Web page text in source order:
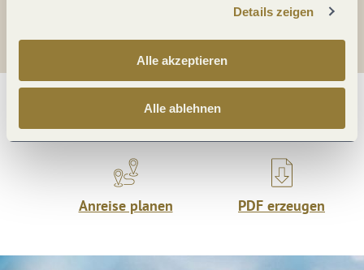
Details zeigen
Alle akzeptieren
Alle ablehnen
Anreise planen PDF erzeugen